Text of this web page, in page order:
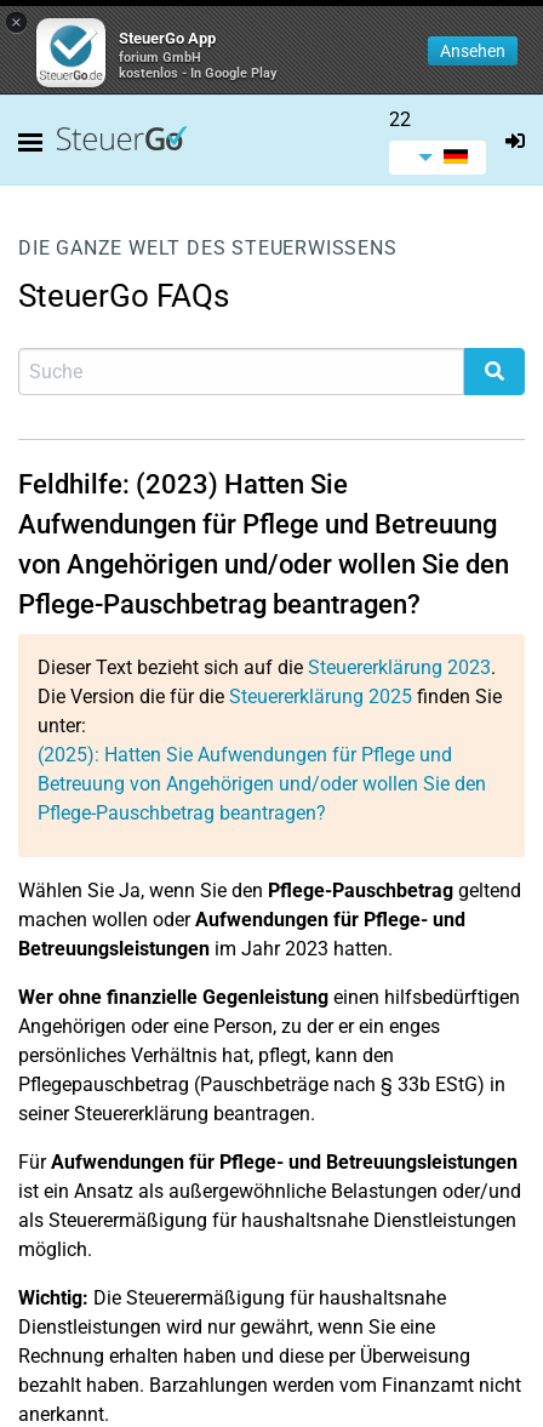
×
SteuerGo App
forium GmbH
kostenlos - In Google Play
Ansehen
22
DIE GANZE WELT DES STEUERWISSENS
SteuerGo FAQs
Feldhilfe: (2023) Hatten Sie
Aufwendungen für Pflege und Betreuung
von Angehörigen und/oder wollen Sie den
Pflege-Pauschbetrag beantragen?
Dieser Text bezieht sich auf die Steuererklärung 2023.
Die Version die für die Steuererklärung 2025 finden Sie
unter:
(2025): Hatten Sie Aufwendungen für Pflege und
Betreuung von Angehörigen und/oder wollen Sie den
Pflege-Pauschbetrag beantragen?
Wählen Sie Ja, wenn Sie den Pflege-Pauschbetrag geltend
machen wollen oderAufwendungen für Pflege- und
Betreuungsleistungen im Jahr 2023 hatten.
Wer ohne finanzielle Gegenleistung einen hilfsbedürftigen
Angehörigen oder eine Person, zu der er ein enges
persönliches Verhältnis hat, pflegt, kann den
Pflegepauschbetrag (Pauschbeträge nach § 33b EStG) in
seiner Steuererklärung beantragen.
FürAufwendungen für Pflege- und Betreuungsleistungen
ist ein Ansatz als außergewöhnliche Belastungen oder/und
als Steuerermäßigung für haushaltsnahe Dienstleistungen
möglich.
Wichtig: Die Steuerermäßigung für haushaltsnahe
Dienstleistungen wird nur gewährt, wenn Sie eine
Rechnung erhalten haben und diese per Überweisung
bezahlt haben. Barzahlungen werden vom Finanzamt nicht
anerkannt.